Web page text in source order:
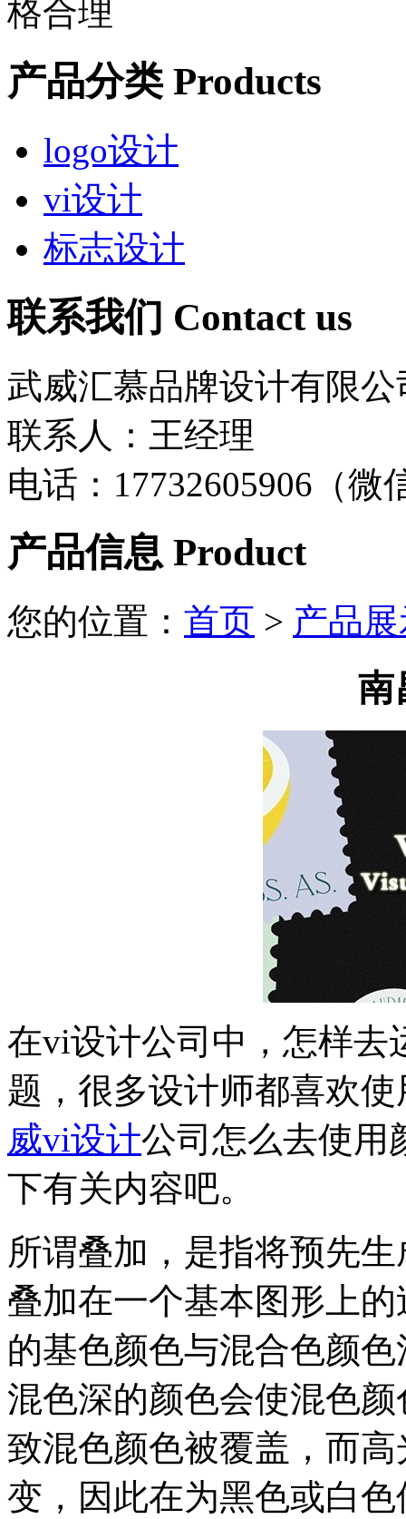
产品分类Products
logo设计
vi设计
标志设计
联系我们 Contact us
武威汇慕品牌设计有限公
联系人：王经理
电话：17732605906（微
产品信息 Product
您的位置： 首页 > 产品
南
在vi设计公司中，怎样去
题，很多设计师都喜欢
威vi设计公司怎么去使用
下有关内容吧。
所谓叠加，是指将预先
叠加在一个基本图形上
的基色颜色与混合色颜
混色深的颜色会使混色
致混色颜色被覆盖，而
变，因此在为黑色或白